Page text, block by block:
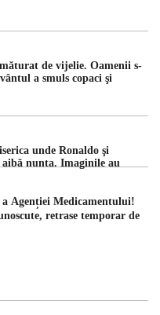
de vijelie. Oamenii s-
a smuls copaci şi
unde Ronaldo şi
nunta. Imaginile au
Agenției Medicamentului!
retrase temporar de